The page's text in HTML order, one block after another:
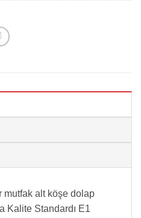
mutfak alt köşe dolap
Kalite Standardı E1